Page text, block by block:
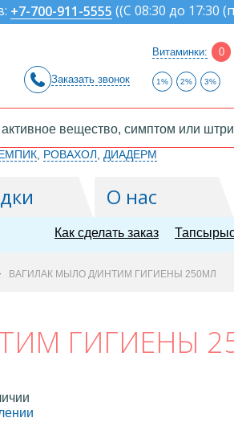
+7-700-911-5555 ((С 08:30 до 17:30
Заказать звонок
Витаминки: 0
1% 2% 3%
РОВАХОЛ ДИАДЕРМ
О нас
Как сделать заказ
ВАГИЛАК МЫЛО Д/ИНТИМ ГИГИЕНЫ 250МЛ
ГИГИЕНЫ